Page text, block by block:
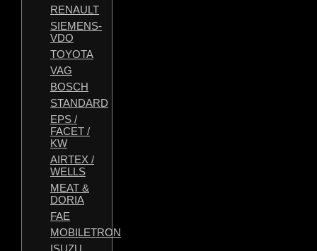
RENAULT
SIEMENS-
VDO
TOYOTA
VAG
BOSCH
STANDARD
EPS /
FACET /
KW
AIRTEX /
WELLS
MEAT &
DORIA
FAE
MOBILETRON
ISUZU